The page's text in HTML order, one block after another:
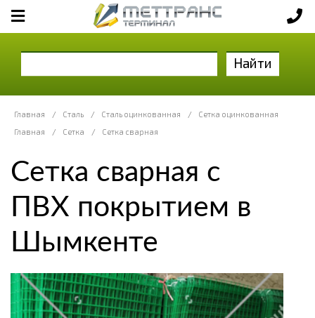
Найти
Главная / Сталь / Сталь оцинкованная /
Сетка оцинкованная
Главная
/ Сетка / Сетка сварная
Сетка сварная с
ПВХ покрытием в
Шымкенте